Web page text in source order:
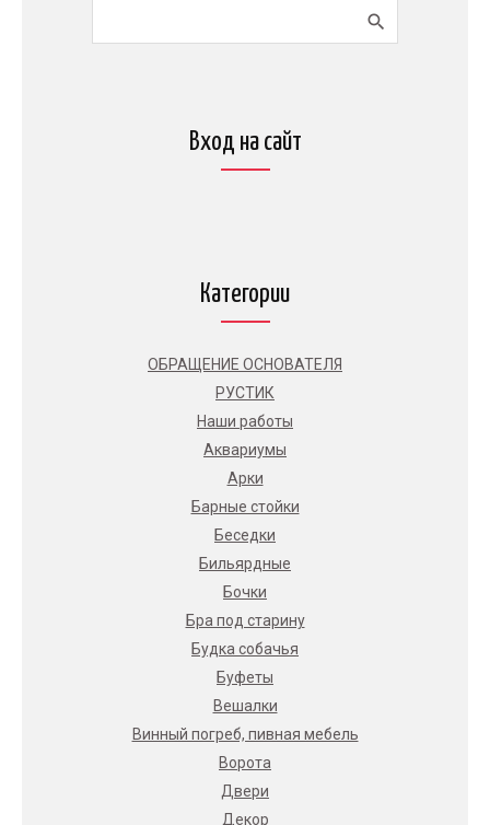
Вход на сайт
Категории
ОБРАЩЕНИЕ ОСНОВАТЕЛЯ
РУСТИК
Наши работы
Аквариумы
Арки
Барные стойки
Беседки
Бильярдные
Бочки
Бра под старину
Будка собачья
Буфеты
Вешалки
Винный погреб, пивная мебель
Ворота
Двери
Декор